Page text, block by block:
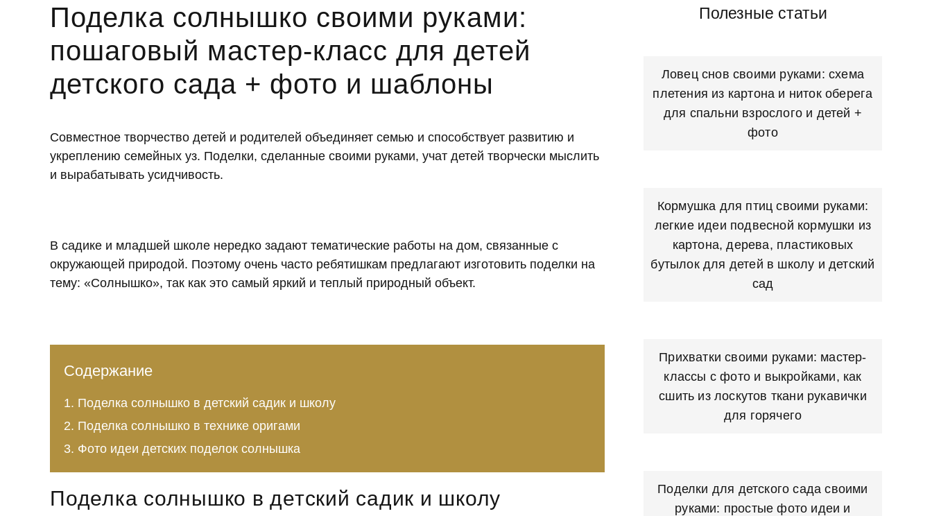
Поделка солнышко своими руками:
пошаговый мастер-класс для детей
детского сада + фото и шаблоны
Совместное творчество детей и родителей объединяет семью и способствует развитию и
укреплению семейных уз. Поделки, сделанные своими руками, учат детей творчески мыслить
и вырабатывать усидчивость.
В садике и младшей школе нередко задают тематические работы на дом, связанные с
окружающей природой. Поэтому очень часто ребятишкам предлагают изготовить поделки на
тему: «Солнышко», так как это самый яркий и теплый природный объект.
Содержание
Поделка солнышко в детский садик и школу
Поделка солнышко в технике оригами
Фото идеи детских поделок солнышка
Поделка солнышко в детский садик и школу
Полезные статьи
Ловец снов своими руками: схема
плетения из картона и ниток оберега
для спальни взрослого и детей +
фото
Кормушка для птиц своими руками:
легкие идеи подвесной кормушки из
картона, дерева, пластиковых
бутылок для детей в школу и детский
сад
Прихватки своими руками: мастер-
классы с фото и выкройками, как
сшить из лоскутов ткани рукавички
для горячего
Поделки для детского сада своими
руками: простые фото идеи и